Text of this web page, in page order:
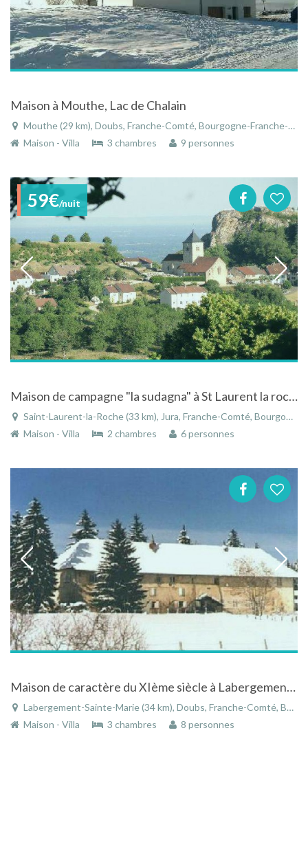
Maison à Mouthe, Lac de Chalain
Mouthe (29 km), Doubs, Franche-Comté, Bourgogne-Franche-Comté, France
Maison - Villa
3 chambres 9 personnes
59€/nuit
Maison de campagne "la sudagna" à St Laurent la roche, jura avec ses vignobles,ses fromages
Saint-Laurent-la-Roche (33 km), Jura, Franche-Comté, Bourgogne-Franche-Comté, France
Maison - Villa
2 chambres 6 personnes
Maison de caractère du XIème siècle à Labergement Ste Marie en Franche-Comté.
Labergement-Sainte-Marie (34 km), Doubs, Franche-Comté, Bourgogne-Franche-Comté, France
Maison - Villa
3 chambres 8 personnes